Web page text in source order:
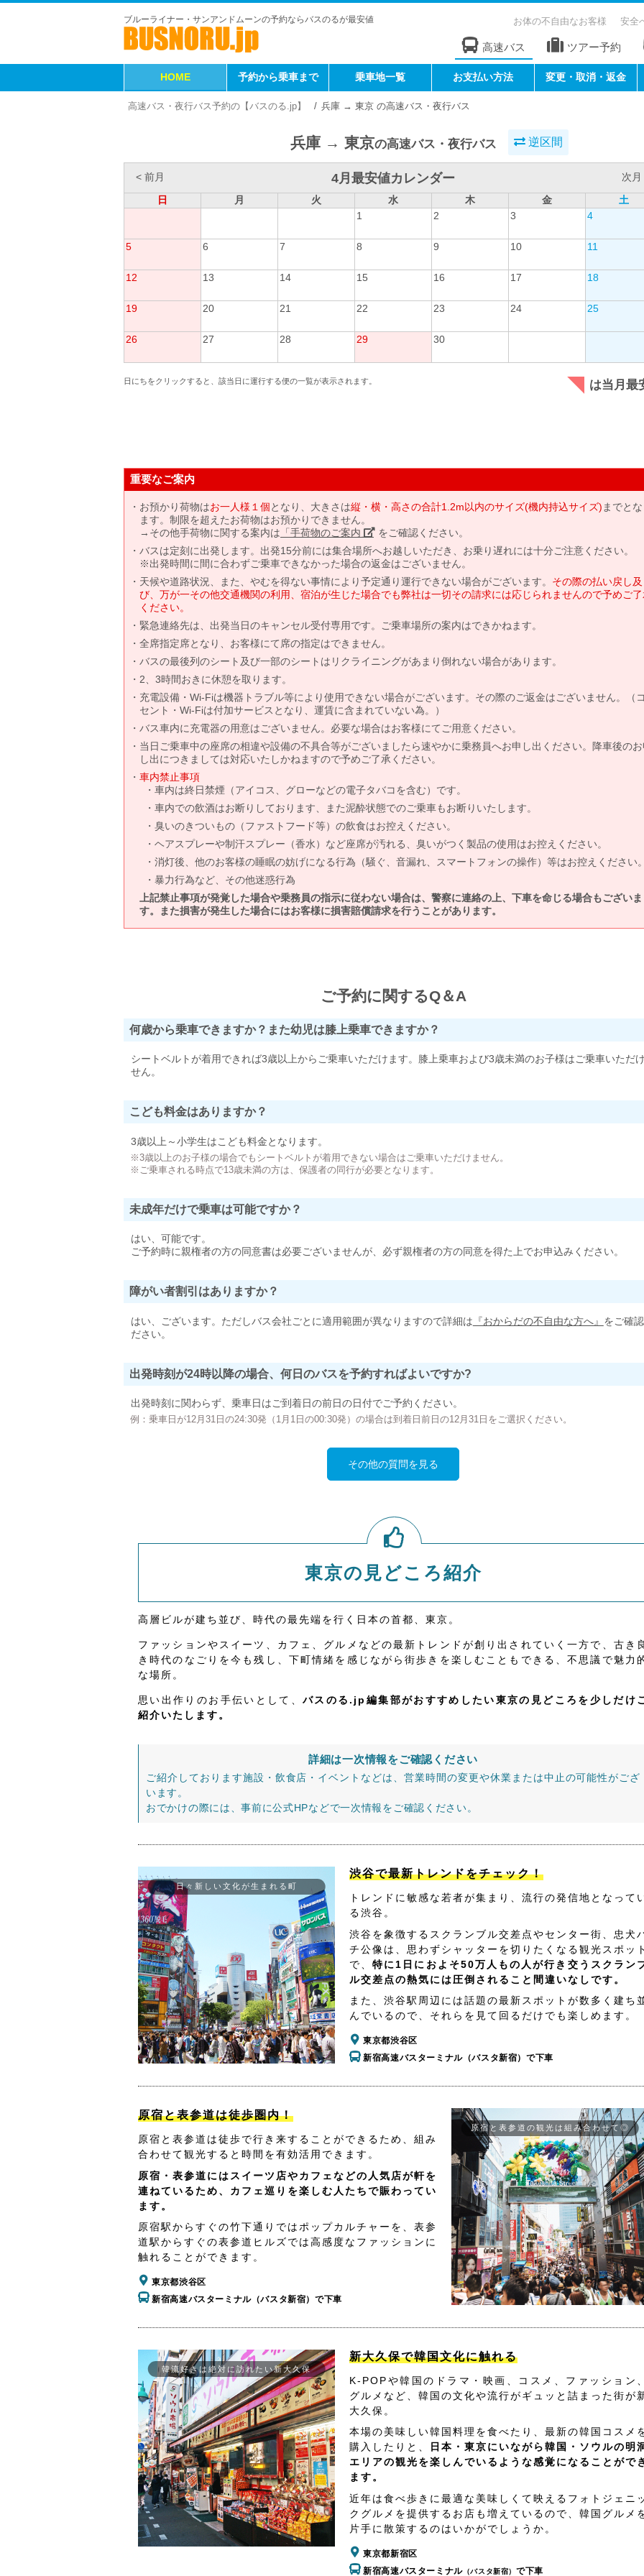
ブルーライナー・サンアンドムーンの予約ならバスのるが最安値 お体の不自由なお客様 安全
高速バス ツアー予約
HOME 予約から乗車まで 乗車地一覧 お支払い方法 変更・取消・返金
高速バス・夜行バス予約の【バスのる.jp】 兵庫 → 東京 の高速バス・夜行バス
兵庫 → 東京の高速バス・夜行バス 逆区間
< 前月 4月最安値カレンダー
次月
日
月 火 水 木 金
土
1
2 3 4
5 6 7 8 9 10 11
12 13 14 15 16 17 18
19 20 21 22 23 24 25
26 27 28 29 30
日にちをクリックすると、該当日に運行する便の一覧が表示されます。 は当月最
重要なご案内
お預かり荷物はお一人様１個となり、大きさは縦・横・高さの合計1.2m以内のサイズ(機内持込サイズ) までと
ます。制限を超えたお荷物はお預かりできません。
→その他手荷物に関する案内は 「手荷物のご案内」 をご確認ください。
バスは定刻に出発します。出発15分前には集合場所へお越しいただき、お乗り遅れには十分ご注意ください。
※出発時間に間に合わずご乗車できなかった場合の返金はございません。
天候や道路状況、また、やむを得ない事情により予定通り運行できない場合がございます。 その際の払い戻し及
び、万が一その他交通機関の利用、宿泊が生じた場合でも弊社は一切その請求には応じられませんので予めご
ください。
緊急連絡先は、出発当日のキャンセル受付専用です。ご乗車場所の案内はできかねます。
全席指定席となり、お客様にて席の指定はできません。
バスの最後列のシート及び一部のシートはリクライニングがあまり倒れない場合があります。
2、3時間おきに休憩を取ります。
充電設備・Wi-Fiは機器トラブル等により使用できない場合がございます。その際のご返金はございません。（
セント・Wi-Fiは付加サービスとなり、運賃に含まれていない為。）
バス車内に充電器の用意はございません。必要な場合はお客様にてご用意ください。
当日ご乗車中の座席の相違や設備の不具合等がございましたら速やかに乗務員へお申し出ください。降車後の
し出につきましては対応いたしかねますので予めご了承ください。
車内禁止事項
車内は終日禁煙（アイコス、グローなどの電子タバコを含む）です。
車内での飲酒はお断りしております、また泥酔状態でのご乗車もお断りいたします。
臭いのきついもの（ファストフード等）の飲食はお控えください。
ヘアスプレーや制汗スプレー（香水）など座席が汚れる、臭いがつく製品の使用はお控えください。
消灯後、他のお客様の睡眠の妨げになる行為（騒ぐ、音漏れ、スマートフォンの操作）等はお控えください
暴力行為など、その他迷惑行為
上記禁止事項が発覚した場合や乗務員の指示に従わない場合は、警察に連絡の上、下車を命じる場合もございま
す。また損害が発生した場合にはお客様に損害賠償請求を行うことがあります。
ご予約に関するQ＆A
何歳から乗車できますか？また幼児は膝上乗車できますか？
シートベルトが着用できれば3歳以上からご乗車いただけます。膝上乗車および3歳未満のお子様はご乗車いただ
せん。
こども料金はありますか？
3歳以上～小学生はこども料金となります。
※3歳以上のお子様の場合でもシートベルトが着用できない場合はご乗車いただけません。
※ご乗車される時点で13歳未満の方は、保護者の同行が必要となります。
未成年だけで乗車は可能ですか？
はい、可能です。
ご予約時に親権者の方の同意書は必要ございませんが、必ず親権者の方の同意を得た上でお申込みください。
障がい者割引はありますか？
はい、ございます。ただしバス会社ごとに適用範囲が異なりますので詳細は 『おからだの不自由な方へ』 をご確
ださい。
出発時刻が24時以降の場合、何日のバスを予約すればよいですか?
出発時刻に関わらず、乗車日はご到着日の前日の日付でご予約ください。
例：乗車日が12月31日の24:30発（1月1日の00:30発）の場合は到着日前日の12月31日をご選択ください。
その他の質問を見る
東京の見どころ紹介
高層ビルが建ち並び、時代の最先端を行く日本の首都、東京。
ファッションやスイーツ、カフェ、グルメなどの最新トレンドが創り出されていく一方で、古き
き時代のなごりを今も残し、下町情緒を感じながら街歩きを楽しむこともできる、不思議で魅力
な場所。
思い出作りのお手伝いとして、 バスのる.jp編集部がおすすめしたい東京の見どころを少しだけ
紹介いたします。
詳細は一次情報をご確認ください
ご紹介しております施設・飲食店・イベントなどは、営業時間の変更や休業または中止の可能性がござ
います。
おでかけの際には、事前に公式HPなどで一次情報をご確認ください。
日々新しい文化が生まれる町
渋谷で最新トレンドをチェック！
トレンドに敏感な若者が集まり、流行の発信地となって
る渋谷。
渋谷を象徴するスクランブル交差点やセンター街、忠犬
チ公像は、思わずシャッターを切りたくなる観光スポッ
で、特に1日におよそ50万人もの人が行き交うスクラン
ル交差点の熱気には圧倒されること間違いなしです。
また、渋谷駅周辺には話題の最新スポットが数多く建ち
んでいるので、それらを見て回るだけでも楽しめます。
東京都渋谷区
新宿高速バスターミナル（バスタ新宿）で下車
原宿と表参道は徒歩圏内！
原宿と表参道は徒歩で行き来することができるため、組み
合わせて観光すると時間を有効活用できます。
原宿・表参道にはスイーツ店やカフェなどの人気店が軒を
連ねているため、カフェ巡りを楽しむ人たちで賑わってい
ます。
原宿駅からすぐの竹下通りではポップカルチャーを、表参
道駅からすぐの表参道ヒルズでは高感度なファッションに
触れることができます。
東京都渋谷区
新宿高速バスターミナル（バスタ新宿）で下車
原宿と表参道の観光は組み合わせて◎
韓流好きは絶対に訪れたい新大久保
新大久保で韓国文化に触れる
K-POPや韓国のドラマ・映画、コスメ、ファッション
グルメなど、韓国の文化や流行がギュッと詰まった街が
大久保。
本場の美味しい韓国料理を食べたり、最新の韓国コスメ
購入したりと、
日本・東京にいながら韓国・ソウルの明
エリアの観光を楽しんでいるような感覚になることがで
ます。
近年は食べ歩きに最適な美味しくて映えるフォトジェニ
クグルメを提供するお店も増えているので、韓国グルメ
片手に散策するのはいかがでしょうか。
東京都新宿区
新宿高速バスターミナル（バスタ新宿） で下車